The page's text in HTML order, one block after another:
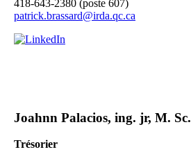
418-643-2380 (poste 607)
patrick.brassard@irda.qc.ca
Joahnn Palacios, ing. jr, M. Sc.
Trésorier